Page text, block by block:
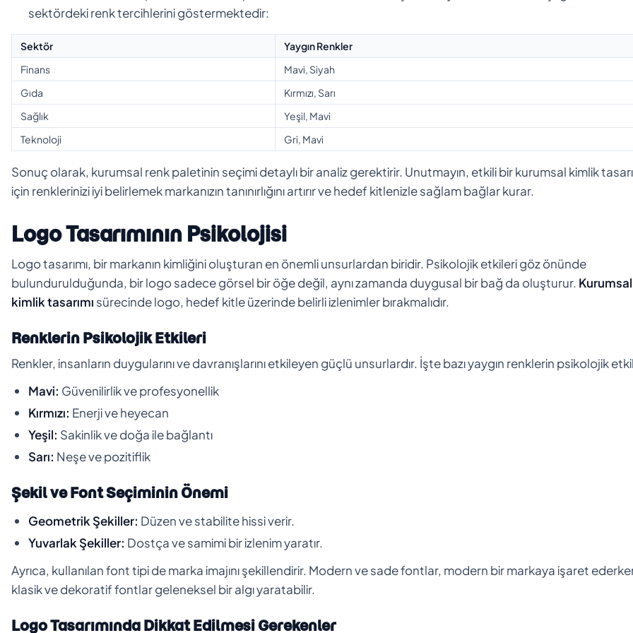
sektördeki renk tercihlerini göstermektedir:
Sektör
Yaygın Renkler
Finans
Mavi, Siyah
Gıda
Kırmızı, Sarı
Sağlık
Yeşil, Mavi
Teknoloji
Gri, Mavi
Sonuç olarak, kurumsal renk paletinin seçimi detaylı bir analiz gerektirir. Unutmayın, etkili bir kurumsal kimlik
için renklerinizi iyi belirlemek markanızın tanınırlığını artırır ve hedef kitlenizle sağlam bağlar kurar.
Logo Tasarımının Psikolojisi
Logo tasarımı, bir markanın kimliğini oluşturan en önemli unsurlardan biridir. Psikolojik etkileri göz önünde
bulundurulduğunda, bir logo sadece görsel bir öğe değil, aynı zamanda duygusal bir bağ da oluşturur. Kurumsal
kimlik tasarımı sürecinde logo, hedef kitle üzerinde belirli izlenimler bırakmalıdır.
Renklerin Psikolojik Etkileri
Renkler, insanların duygularını ve davranışlarını etkileyen güçlü unsurlardır. İşte bazı yaygın renklerin psikolojik
Mavi: Güvenilirlik ve profesyonellik
Kırmızı: Enerji ve heyecan
Yeşil: Sakinlik ve doğa ile bağlantı
Sarı: Neşe ve pozitiflik
Şekil ve Font Seçiminin Önemi
Geometrik Şekiller: Düzen ve stabilite hissi verir.
Yuvarlak Şekiller: Dostça ve samimi bir izlenim yaratır.
Ayrıca, kullanılan font tipi de marka imajını şekillendirir. Modern ve sade fontlar, modern bir markaya işaret
klasik ve dekoratif fontlar geleneksel bir algı yaratabilir.
Logo Tasarımında Dikkat Edilmesi Gerekenler